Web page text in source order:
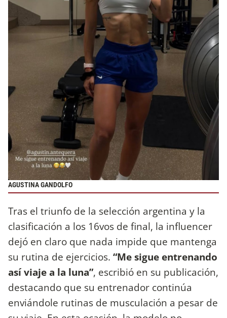
AGUSTINA GANDOLFO
Tras el triunfo de la selección argentina y la
clasificación a los 16vos de final, la influencer
dejó en claro que nada impide que mantenga
su rutina de ejercicios. “Me sigue entrenando
así viaje a la luna”, escribió en su publicación,
destacando que su entrenador continúa
enviándole rutinas de musculación a pesar de